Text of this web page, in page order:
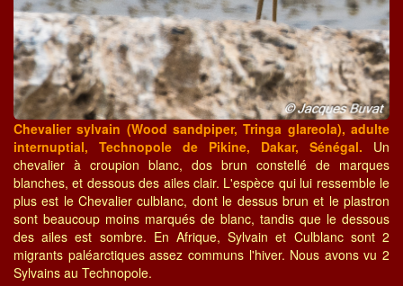
Chevalier sylvain (Wood sandpiper, Tringa glareola), adulte
internuptial, Technopole de Pikine, Dakar, Sénégal. Un
chevalier à croupion blanc, dos brun constellé de marques
blanches, et dessous des ailes clair. L'espèce qui lui ressemble le
plus est le Chevalier culblanc, dont le dessus brun et le plastron
sont beaucoup moins marqués de blanc, tandis que le dessous
des ailes est sombre. En Afrique, Sylvain et Culblanc sont 2
migrants paléarctiques assez communs l'hiver. Nous avons vu 2
Sylvains au Technopole.